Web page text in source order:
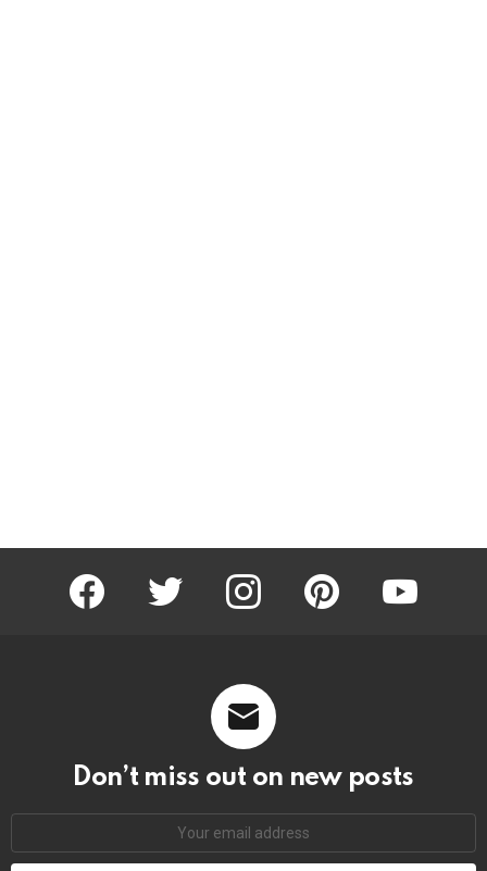
facebook twitter instagram pinterest youtube
Don’t miss out on new posts